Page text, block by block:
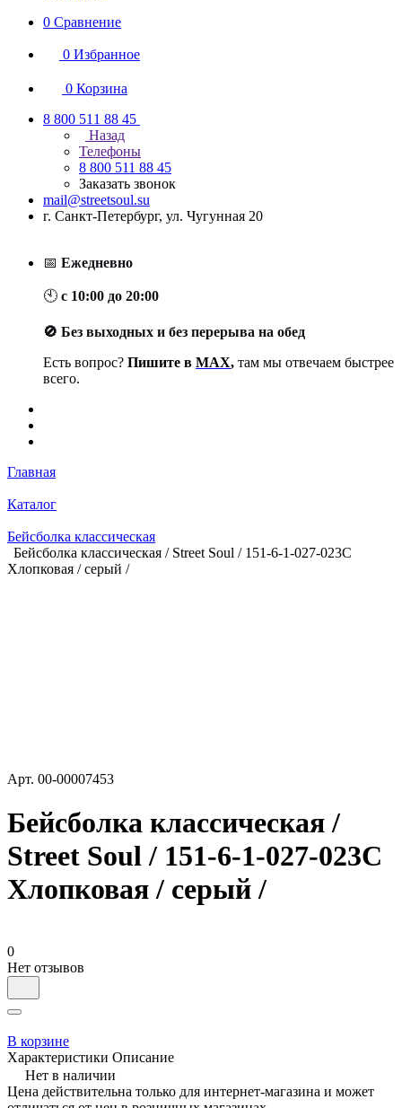
0 Сравнение
0 Избранное
0 Корзина
8 800 511 88 45
Назад
Телефоны
8 800 511 88 45
Заказать звонок
mail@streetsoul.su
г. Санкт-Петербург, ул. Чугунная 20
📅 Ежедневно
🕙 с 10:00 до 20:00
🚫 Без выходных и без перерыва на обед
Есть вопрос? Пишите в MAX, там мы отвечаем быстрее
всего.
Главная
Каталог
Бейсболка классическая
Бейсболка классическая / Street Soul / 151-6-1-027-023С
Хлопковая / серый /
Арт. 00-00007453
Бейсболка классическая /
Street Soul / 151-6-1-027-023С
Хлопковая / серый /
0
Нет отзывов
В корзине
Характеристики Описание
Нет в наличии
Цена действительна только для интернет-магазина и может